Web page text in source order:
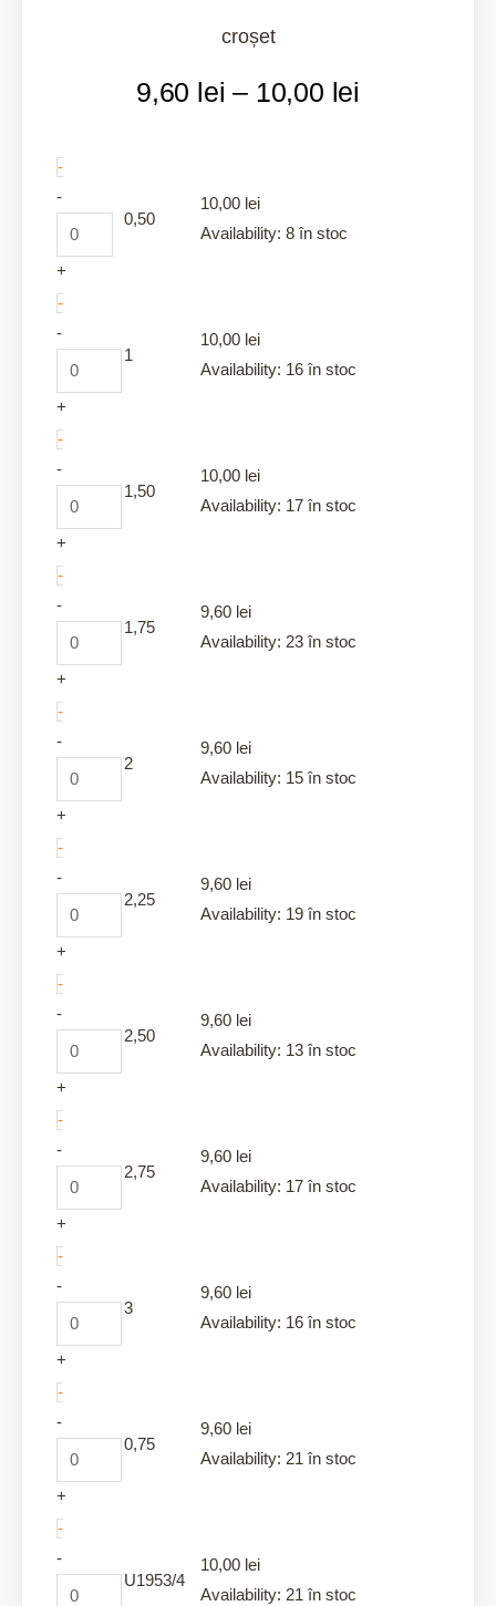
croșet
9,60 lei – 10,00 lei
-0,50
-
+
0,50
10,00 lei
Availability: 8 în stoc
-
1
-
+
1
10,00 lei
Availability: 16 în stoc
-
1,50
-
+
1,50
10,00 lei
Availability: 17 în stoc
-
1,75
-
+
1,75
9,60 lei
Availability: 23 în stoc
-
2
-
+
2
9,60 lei
Availability: 15 în stoc
-
2,25
-
+
2,25
9,60 lei
Availability: 19 în stoc
-
2,50
-
+
2,50
9,60 lei
Availability: 13 în stoc
-
2,75
-
+
2,75
9,60 lei
Availability: 17 în stoc
-
3
-
+
3
9,60 lei
Availability: 16 în stoc
-
0,75
-
+
0,75
9,60 lei
Availability: 21 în stoc
-
U1953/4
-
U1953/4
10,00 lei
Availability: 21 în stoc
U1953/4,5
U1953/5
35